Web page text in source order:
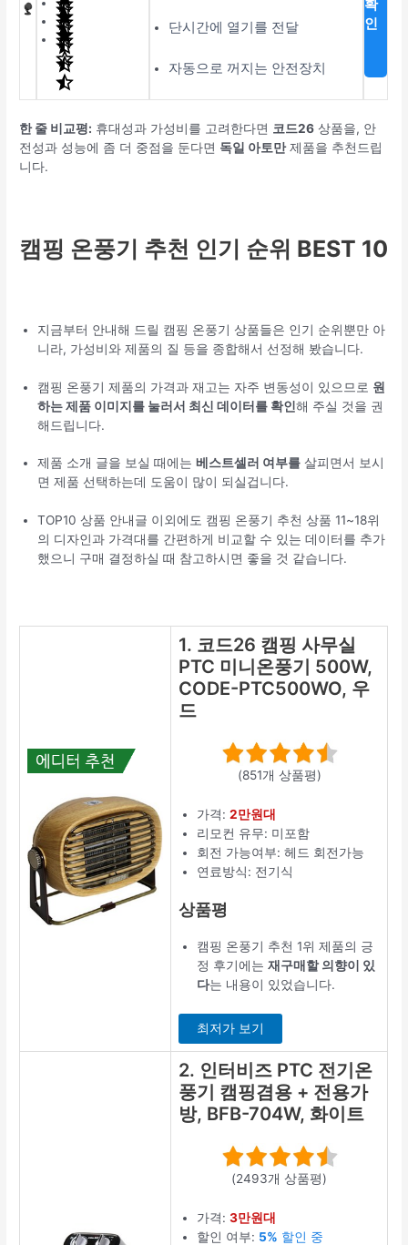
단시간에 열기를 전달
자동으로 꺼지는 안전장치
확
인
한 줄 비교평: 휴대성과 가성비를 고려한다면 코드26 상품을, 안
전성과 성능에 좀 더 중점을 둔다면 독일 아토만제품을 추천드립
니다.
캠핑 온풍기 추천 인기 순위 BEST 10
지금부터 안내해 드릴 캠핑 온풍기 상품들은 인기 순위뿐만 아
니라, 가성비와 제품의 질 등을 종합해서 선정해 봤습니다.
캠핑 온풍기 제품의 가격과 재고는 자주 변동성이 있으므로 원
하는 제품 이미지를 눌러서 최신 데이터를 확인해 주실 것을 권
해드립니다.
제품 소개 글을 보실 때에는베스트셀러 여부를 살피면서 보시
면 제품 선택하는데 도움이 많이 되실겁니다.
TOP10 상품 안내글 이외에도 캠핑 온풍기 추천 상품 11~18위
의 디자인과 가격대를 간편하게 비교할 수 있는 데이터를 추가
했으니 구매 결정하실 때 참고하시면 좋을 것 같습니다.
1. 코드26 캠핑 사무실
PTC 미니온풍기 500W,
CODE-PTC500WO, 우
드
(851개 상품평)
가격:2만원대
리모컨 유무: 미포함
회전 가능여부: 헤드 회전가능
연료방식: 전기식
상품평
캠핑 온풍기 추천 1위 제품의 긍
정 후기에는재구매할 의향이 있
다는 내용이 있었습니다.
최저가 보기
2. 인터비즈 PTC 전기온
풍기 캠핑겸용 + 전용가
방, BFB-704W, 화이트
(2493개 상품평)
가격:3만원대
할인 여부: 5% 할인 중